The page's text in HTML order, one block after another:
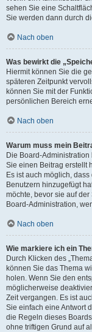
sehen Sie eine
Sie werden dann durch
Nach oben
Was bewirkt die
Hiermit können Sie die
späteren Zeitpunkt
können Sie mit der
persönlichen Bereich
Nach oben
Warum muss mein
Die Board-
Sie einen Beitrag erstellt
Es ist auch möglich,
Benutzern hinzugefügt
möchte, bevor sie auf
Board-Administration,
Nach oben
Wie markiere ich ein
Durch Klicken des
können Sie das Thema
holen. Wenn Sie den
möglicherweise
Zeit vergangen. Es ist
Sie einfach eine Antwort
die Regeln dieses
ohne triftigen Grund auf